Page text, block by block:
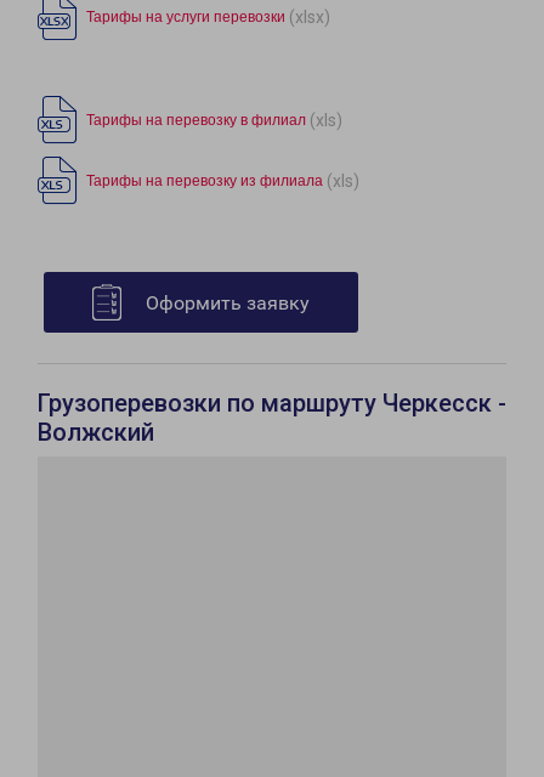
Тарифы на услуги перевозки (xlsx)
Тарифы на перевозку в филиал (xls)
Тарифы на перевозку из филиала (xls)
Оформить заявку
Грузоперевозки по маршруту Черкесск -
Волжский